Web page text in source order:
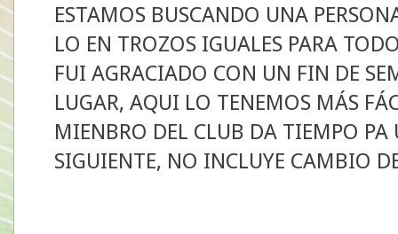
ESTAMOS BUSCANDO UNA
LO EN TROZOS IGUALES PARA
FUI AGRACIADO CON UN FIN DE
LUGAR, AQUI LO TENEMOS MÁS
MIENBRO DEL CLUB DA TIEMPO PA
SIGUIENTE, NO INCLUYE CAMBIO